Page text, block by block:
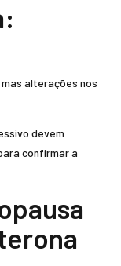
alterações nos
devem
confirmar a